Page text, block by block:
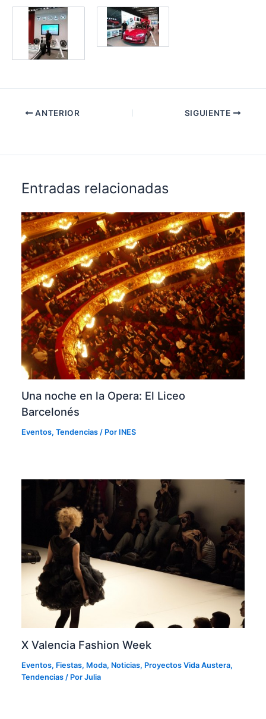
ANTERIOR SIGUIENTE
Entradas relacionadas
Una noche en la Opera: El Liceo
Barcelonés
Eventos,Tendencias / Por INES
X Valencia Fashion Week
Eventos, Fiestas, Moda, Noticias, Proyectos Vida Austera,
Tendencias / PorJulia